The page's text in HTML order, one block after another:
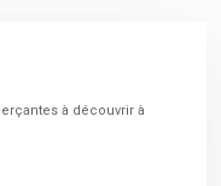
à découvrir à